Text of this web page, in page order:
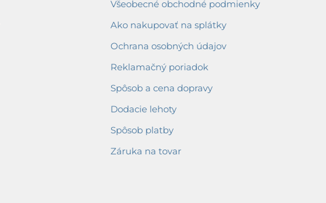
Všeobecné obchodné podmienky
Ako nakupovať na splátky
Ochrana osobných údajov
Reklamačný poriadok
Spôsob a cena dopravy
Dodacie lehoty
Spôsob platby
Záruka na tovar